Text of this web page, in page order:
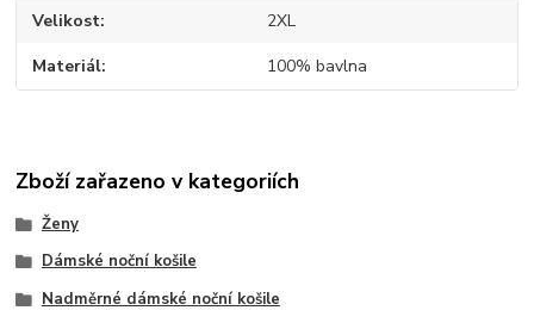
Velikost 2XL
Materiál 100% bavlna
Zboží zařazeno v kategoriích
Ženy
Dámské noční košile
Nadměrné dámské noční košile